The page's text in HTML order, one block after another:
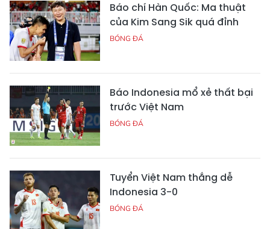
Báo chí Hàn Quốc: Ma thuật
của Kim Sang Sik quá đỉnh
BÓNG ĐÁ
Báo Indonesia mổ xẻ thất bại
trước Việt Nam
BÓNG ĐÁ
Tuyển Việt Nam thắng dễ
Indonesia 3-0
BÓNG ĐÁ